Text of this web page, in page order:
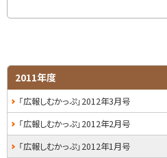
プ
に
戻
サ
イ
ド
・
2011年度
「広報しむかっぷ」2012年3月号
「広報しむかっぷ」2012年2月号
「広報しむかっぷ」2012年1月号